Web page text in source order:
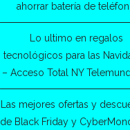
ahorrar batería de
Lo ultimo en regalos
tecnológicos para las
– Acceso Total NY
Las mejores ofertas y
de Black Friday y